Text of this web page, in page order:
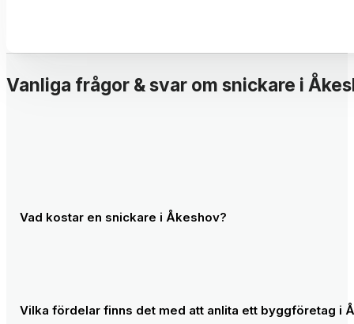
Vanliga frågor & svar om snickare i
Vad kostar en snickare i Åkeshov?
Vilka fördelar finns det med att anlita ett byggföretag i